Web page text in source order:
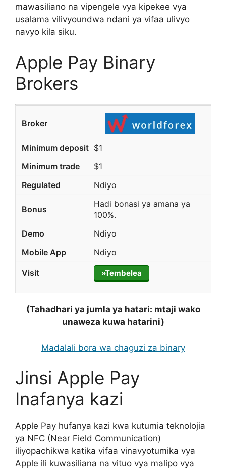
mawasiliano na vipengele vya kipekee vya
usalama vilivyoundwa ndani ya vifaa ulivyo
navyo kila siku.
Apple Pay Binary
Brokers
$1
$1
Ndiyo
Hadi bonasi ya amana ya
100%.
Ndiyo
Ndiyo
»Tembelea
(Tahadhari ya jumla ya hatari: mtaji wako
unaweza kuwa hatarini)
Madalali bora wa chaguzi za binary
Jinsi Apple Pay
Inafanya kazi
Apple Pay hufanya kazi kwa kutumia teknolojia
ya NFC (Near Field Communication)
iliyopachikwa katika vifaa vinavyotumika vya
Apple ili kuwasiliana na vituo vya malipo vya